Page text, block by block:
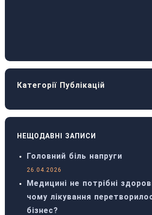
Категорії Публікацій
НЕЩОДАВНІ ЗАПИСИ
Головний біль напруги
26.04.2026
Медицині не потрібні
чому лікування
бізнес?